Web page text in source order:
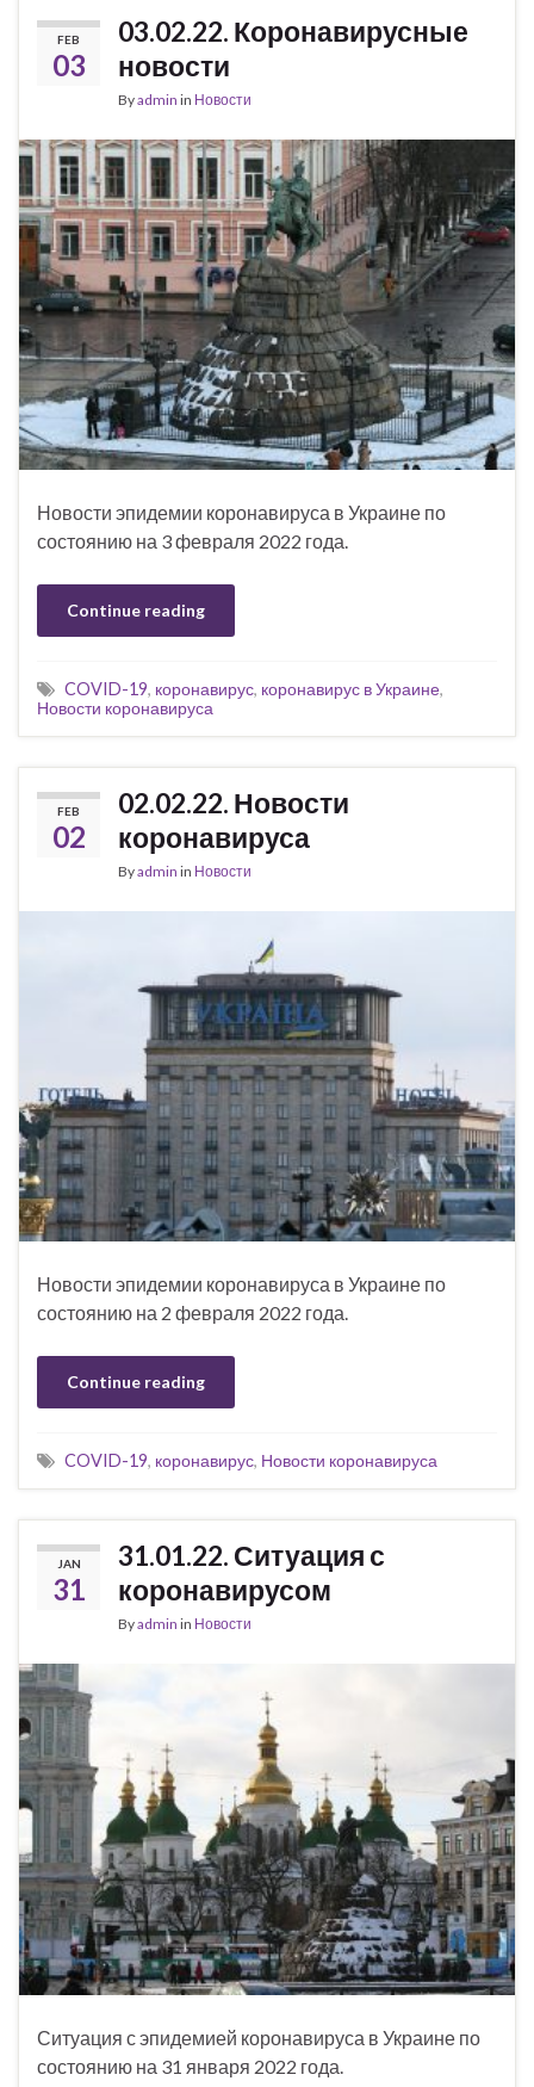
FEB
03
03.02.22. Коронавирусные
новости
Byadmin in Новости
Новости эпидемии коронавируса в Украине по
состоянию на 3 февраля 2022 года.
Continue reading
COVID-19, коронавирус, коронавирус в Украине,
Новости коронавируса
FEB
02
02.02.22. Новости
коронавируса
Byadmin in Новости
Новости эпидемии коронавируса в Украине по
состоянию на 2 февраля 2022 года.
Continue reading
COVID-19, коронавирус, Новости коронавируса
JAN
31
31.01.22. Ситуация с
коронавирусом
Byadmin in Новости
Ситуация с эпидемией коронавируса в Украине по
состоянию на 31 января 2022 года.